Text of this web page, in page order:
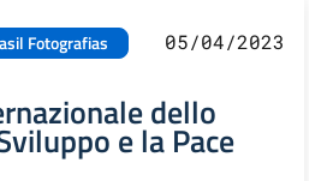
Fotografias 05/04/2023
dello
e la Pace